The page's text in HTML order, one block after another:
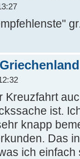
Kreuzfahrt
ist.
knapp
Das
ich einfach